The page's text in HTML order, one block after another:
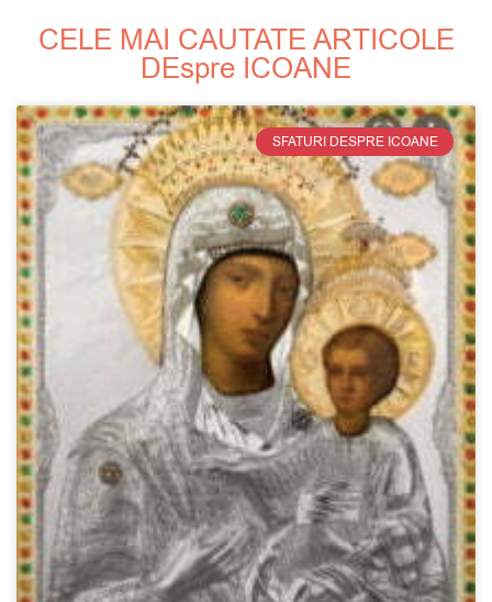
CELE MAI CAUTATE ARTICOLE
DEspre ICOANE
SFATURI DESPRE ICOANE